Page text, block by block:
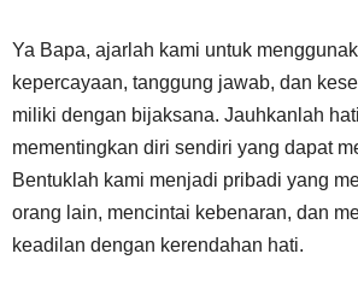
Ya Bapa, ajarlah kami untuk
kepercayaan, tanggung jawab, dan
miliki dengan bijaksana. Jauhkanlah
mementingkan diri sendiri yang dapat
Bentuklah kami menjadi pribadi yang
orang lain, mencintai kebenaran, dan
keadilan dengan kerendahan hati.